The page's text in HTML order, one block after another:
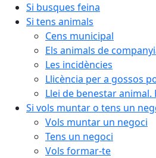
Si busques feina
Si tens animals
Cens municipal
Els animals de
Les incidències
Llicència per a gossos
Llei de benestar
Si vols muntar o tens un
Vols muntar un negoci
Tens un negoci
Vols formar-te